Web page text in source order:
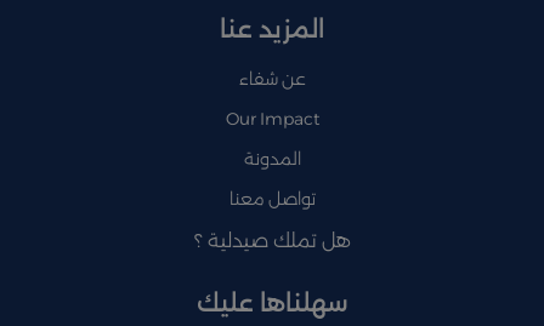
المزيد عنا
عن شفاء
Our Impact
المدونة
تواصل معنا
هل تملك صيدلية ؟
سهلناها عليك